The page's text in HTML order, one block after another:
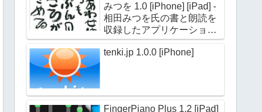
みつを 1.0 [iPhone] [iPad] -
相田みつを氏の書と朗読を
収録したアプリケーション
第二弾
tenki.jp 1.0.0 [iPhone]
FingerPiano Plus 1.2 [iPad]